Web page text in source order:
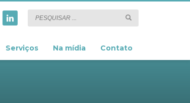
Serviços Na mídia Contato